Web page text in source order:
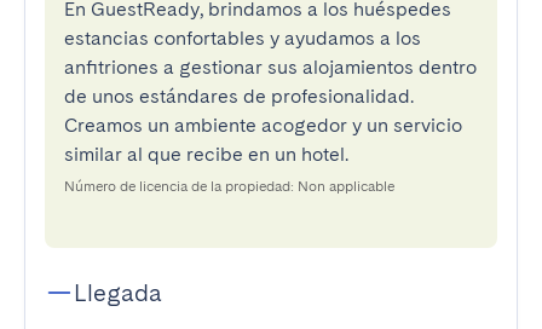
En GuestReady, brindamos a los huéspedes
estancias confortables y ayudamos a los
anfitriones a gestionar sus alojamientos dentro
de unos estándares de profesionalidad.
Creamos un ambiente acogedor y un servicio
similar al que recibe en un hotel.
Número de licencia de la propiedad: Non applicable
Llegada